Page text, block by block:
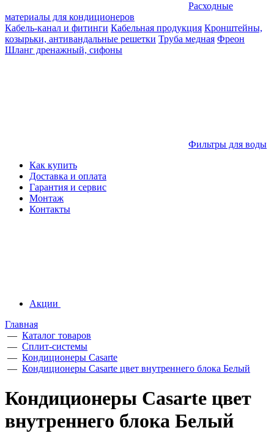
Расходные
материалы для кондиционеров
Кабель-канал и фитинги Кабельная продукция Кронштейны,
козырьки, антивандальные решетки Труба медная Фреон
Шланг дренажный, сифоны
Фильтры для воды
Как купить
Доставка и оплата
Гарантия и сервис
Монтаж
Контакты
Акции
Главная
— Каталог товаров
— Сплит-системы
— Кондиционеры Casarte
— Кондиционеры Casarte цвет внутреннего блока Белый
Кондиционеры Casarte цвет
внутреннего блока Белый